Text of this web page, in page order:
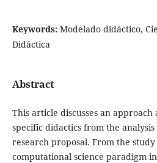
Keywords: Modelado didáctico,
Didáctica
Abstract
This article discusses an
specific didactics from the
research proposal. From the
computational science paradigm in